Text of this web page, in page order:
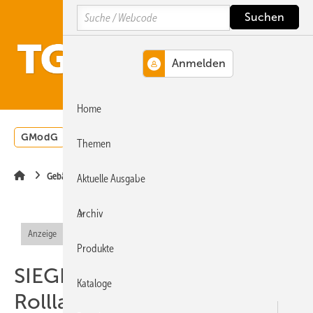
Hauptinhalt
Hauptmenü
SiteSearch
GModG Wärmepumpe
Gebäudetechnik
Anzeige
SIEGENIA Fensterlüfter im
Rollladenkasten: mehr
Search
Home
Themen
Aktuelle Ausgabe
Archiv
Produkte
Kataloge